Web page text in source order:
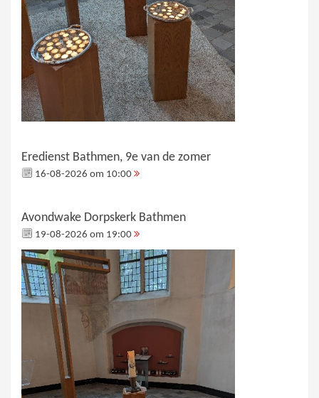
Eredienst Bathmen, 9e van de zomer
16-08-2026 om 10:00
Avondwake Dorpskerk Bathmen
19-08-2026 om 19:00